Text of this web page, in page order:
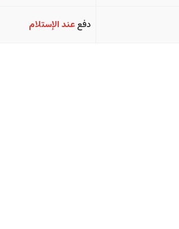
دفععند الإستلام